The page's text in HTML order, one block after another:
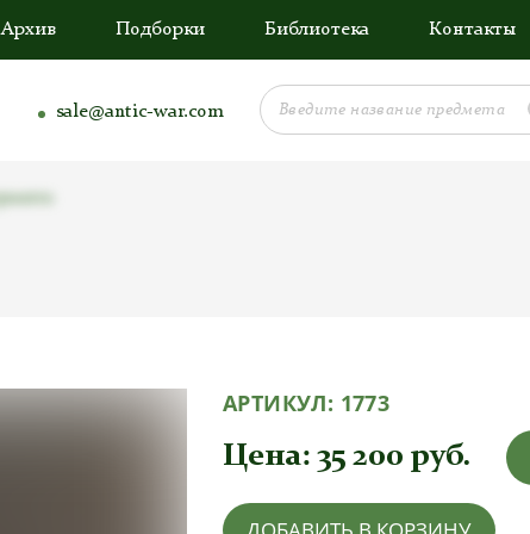
Архив Подборки Библиотека Контакты
sale@antic-war.com
АРТИКУЛ: 1773
Цена: 35 200 руб.